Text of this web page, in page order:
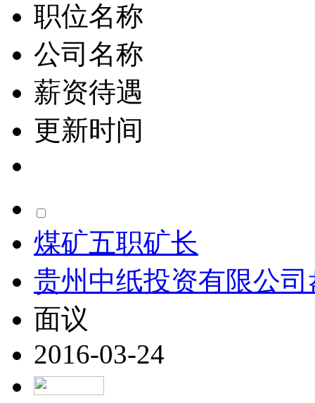
职位名称
公司名称
薪资待遇
更新时间
煤矿五职矿长
贵州中纸投资有限公
面议
2016-03-24